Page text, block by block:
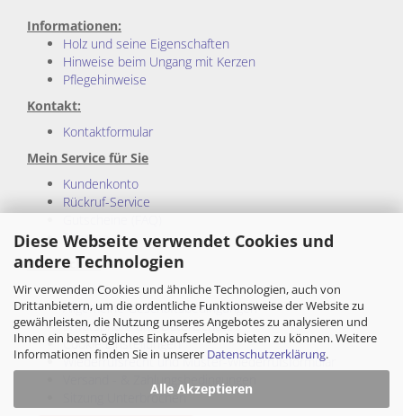
Diese Webseite verwendet Cookies und
andere Technologien
Wir verwenden Cookies und ähnliche Technologien, auch von
Drittanbietern, um die ordentliche Funktionsweise der Website zu
gewährleisten, die Nutzung unseres Angebotes zu analysieren und
Ihnen ein bestmögliches Einkaufserlebnis bieten zu können. Weitere
Informationen finden Sie in unserer Datenschutzerklärung.
Alle Akzeptieren
Informationen:
Holz und seine Eigenschaften
Hinweise beim Ungang mit Kerzen
Pflegehinweise
Kontakt:
Kontaktformular
Mein Service für Sie
Kundenkonto
Rückruf-Service
Sitemap
Rechtliches:
Impressum
Allgemeine Geschäftsbedingungen
Privatsphäre und Datenschutz
Cookie Einstellungen
Wiederrufsrecht und Muster-Wiederrufsformular
Versand - & Zahlungsbedingungen
Sitzung Unterbrochen